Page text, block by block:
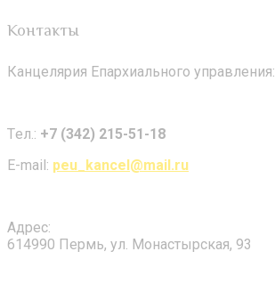
Контакты
Канцелярия Епархиального управления:
Tел.: +7 (342) 215-51-18
E-mail: peu_kancel@mail.ru
Адрес:
614990 Пермь, ул. Монастырская, 93